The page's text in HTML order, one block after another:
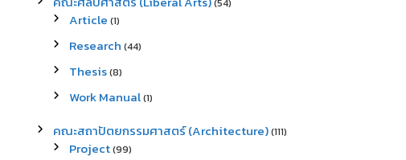
(54)
Article (1)
Research (44)
Thesis(8)
Work Manual(1)
คณะสถาปัตยกรรมศาสตร์ (Architecture)(111)
Project(99)